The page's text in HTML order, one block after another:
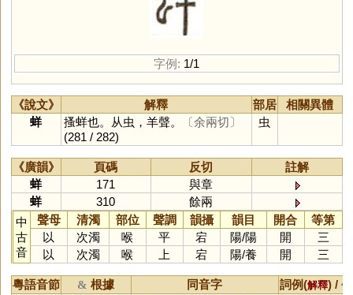
字例: 1/1
《說文》 解釋 部居
相關異體
蛘
搔蛘也。从虫，羊聲。
〔余兩切〕
(281 / 282)
虫
《廣韻》 頁碼 反切
註解
蛘
171
與章
蛘
310
餘兩
中
古
音
聲母 清濁 部位 聲調 韻攝 韻目 開合
等第
以
次濁 喉 平 宕 陽/陽 開
三
以
次濁 喉 上 宕 陽/養 開 三
粵語音節 & 根據 同音字 詞例(解釋) /